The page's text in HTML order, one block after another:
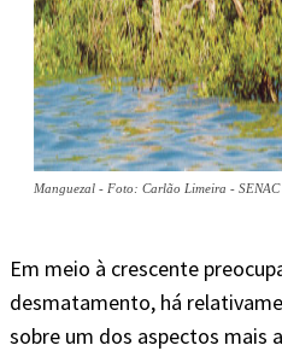
Manguezal - Foto: Carlão Limeira - SENAC
Em meio à crescente
desmatamento, há
sobre um dos aspectos mais